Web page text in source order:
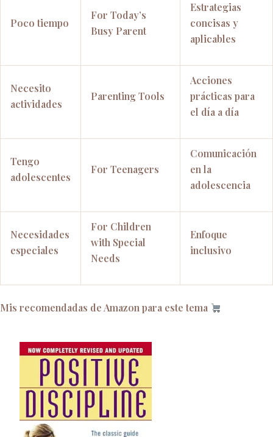
Poco tiempo
For Today’s
Busy Parent
Estrategias
concisas y
aplicables
Necesito
actividades
Parenting Tools
Acciones
prácticas para
el día a día
Tengo
adolescentes
For Teenagers
Comunicación
en la
adolescencia
Necesidades
especiales
For Children
with Special
Needs
Enfoque
inclusivo
Mis recomendadas de Amazon para este tema